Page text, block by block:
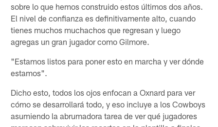
sobre lo que hemos construido estos últimos dos años.
El nivel de confianza es definitivamente alto, cuando
tienes muchos muchachos que regresan y luego
agregas un gran jugador como Gilmore.
"Estamos listos para poner esto en marcha y ver dónde
estamos".
Dicho esto, todos los ojos enfocan a Oxnard para ver
cómo se desarrollará todo, y eso incluye a los Cowboys
asumiendo la abrumadora tarea de ver qué jugadores